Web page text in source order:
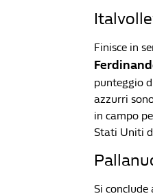
Finisce in
punteggio
azzurri
in campo
Stati Uniti
Si